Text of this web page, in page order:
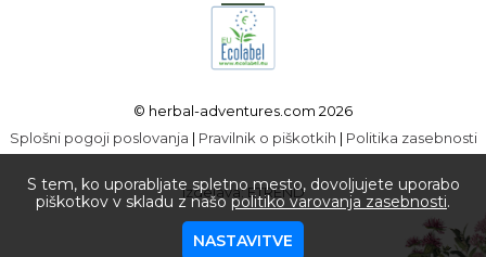
© herbal-adventures.com 2026
Splošni pogoji poslovanja | Pravilnik o piškotkih | Politika zasebnosti
Izdelava: ETREND
S tem, ko uporabljate spletno mesto, dovoljujete uporabo
piškotkov v skladu z našopolitiko varovanja zasebnosti.
NASTAVITVE